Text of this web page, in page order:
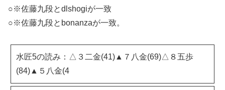
○※佐藤九段とdlshogiが一致
○※佐藤九段とbonanzaが一致。
水匠5の読み：△３二金(41)▲７八金(69)△８五歩
(84)▲５八金(4